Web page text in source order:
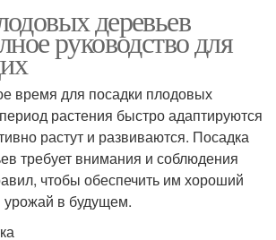
деревьев
руководство для
время для посадки плодовых
растения быстро адаптируются
растут и развиваются. Посадка
требует внимания и соблюдения
чтобы обеспечить им хороший
урожай в будущем.